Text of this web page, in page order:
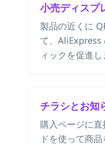
小売ディスプ
製品の近くに
て、AliExpress
ィックを促進し
チラシとお知
購入ページに
ドを使って商品